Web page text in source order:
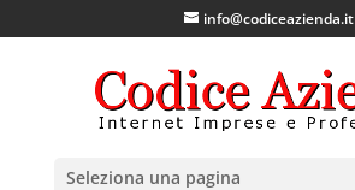
info@codiceazienda.it
Seleziona una pagina